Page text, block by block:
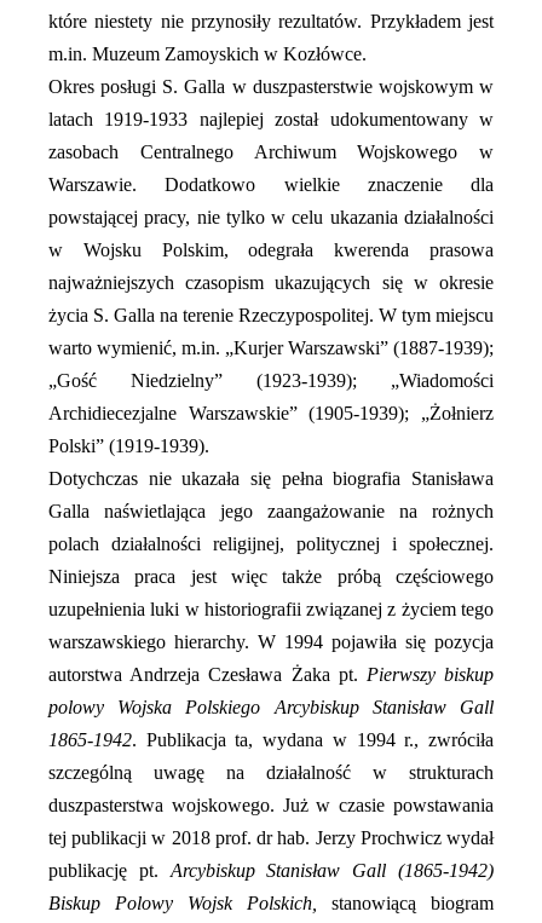
które niestety nie przynosiły rezultatów. Przykładem jest
m.in. Muzeum Zamoyskich w Kozłówce.
Okres posługi S. Galla w duszpasterstwie wojskowym w
latach 1919-1933 najlepiej został udokumentowany w
zasobach Centralnego Archiwum Wojskowego w
Warszawie. Dodatkowo wielkie znaczenie dla
powstającej pracy, nie tylko w celu ukazania działalności
w Wojsku Polskim, odegrała kwerenda prasowa
najważniejszych czasopism ukazujących się w okresie
życia S. Galla na terenie Rzeczypospolitej. W tym miejscu
warto wymienić, m.in. „Kurjer Warszawski” (1887-1939);
„Gość Niedzielny” (1923-1939); „Wiadomości
Archidiecezjalne Warszawskie” (1905-1939); „Żołnierz
Polski” (1919-1939).
Dotychczas nie ukazała się pełna biografia Stanisława
Galla naświetlająca jego zaangażowanie na rożnych
polach działalności religijnej, politycznej i społecznej.
Niniejsza praca jest więc także próbą częściowego
uzupełnienia luki w historiografii związanej z życiem tego
warszawskiego hierarchy. W 1994 pojawiła się pozycja
autorstwa Andrzeja Czesława Żaka pt. Pierwszy biskup
polowy Wojska Polskiego Arcybiskup Stanisław Gall
1865-1942. Publikacjata, wydana w 1994 r., zwróciła
szczególną uwagę na działalność w strukturach
duszpasterstwa wojskowego. Już w czasie powstawania
tej publikacji w 2018 prof. dr hab. Jerzy Prochwicz wydał
publikację pt. Arcybiskup Stanisław Gall (1865-1942)
Biskup Polowy Wojsk Polskich, stanowiącą biogram